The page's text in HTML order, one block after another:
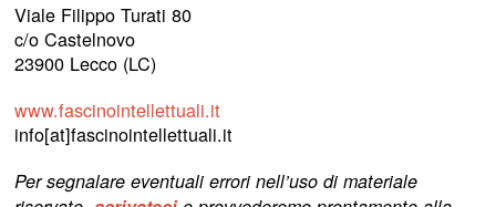
Viale Filippo Turati 80
c/o Castelnovo
23900 Lecco (LC)
www.fascinointellettuali.it
info[at]fascinointellettuali.it
Per segnalare eventuali errori nell’uso di materiale